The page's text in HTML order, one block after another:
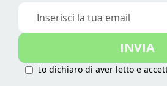
Iscriviti
nostra
INVIA
Io dichiaro di aver letto e